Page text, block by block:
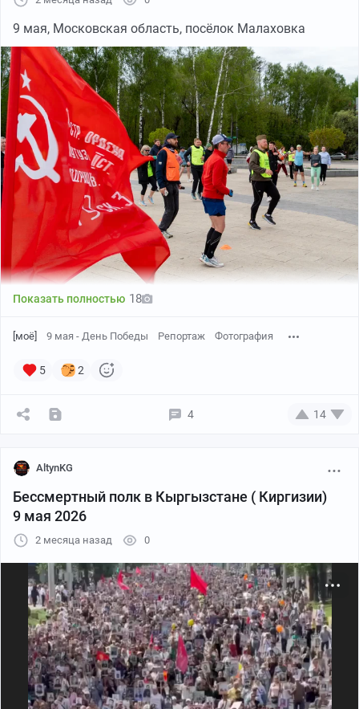
9 мая, Московская область, посёлок Малаховка
Показать полностью 18
[моё] 9 мая - День Победы Репортаж Фотография
5 2
4 14
AltynKG
Бессмертный полк в Кыргызстане ( Киргизии)
9 мая 2026
2 месяца назад 0